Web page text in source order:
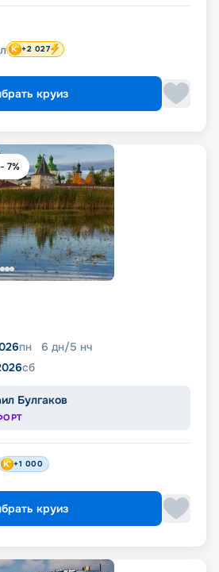
+2 027
круиз
7%
пн 6 дн/5 нч
сб
Булгаков
+1 000
круиз